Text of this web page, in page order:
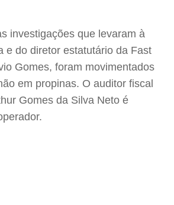
investigações que levaram à
e do diretor estatutário da Fast
Gomes, foram movimentados
em propinas. O auditor fiscal
Gomes da Silva Neto é